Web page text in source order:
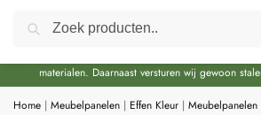
Door de bouwvakperiode geldt momenteel een extra
materialen. Daarnaast versturen wij gewoon
Home | Meubelpanelen | Effen Kleur | Meubelpanelen